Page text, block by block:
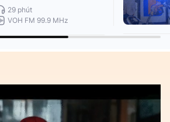
29 phút
VOH FM 99.9 MHz